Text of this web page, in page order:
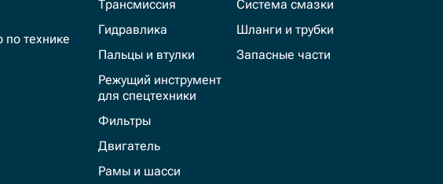
по технике
Трансмиссия
Гидравлика
Пальцы и втулки
Режущий инструмент
для спецтехники
Фильтры
Двигатель
Рамы и шасси
Система смазки
Шланги и трубки
Запасные части